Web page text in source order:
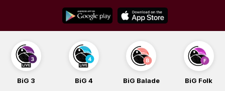
content
BiG 3 BiG 4 BiG Balade BiG Folk